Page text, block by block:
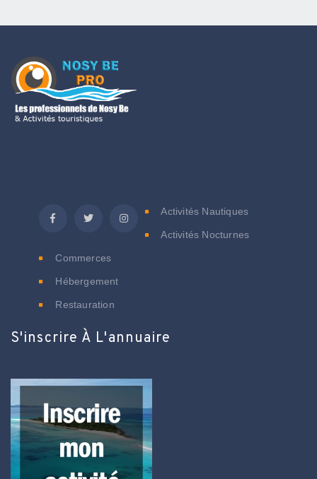
Activités Nautiques
Activités Nocturnes
Commerces
Hébergement
Restauration
S'inscrire À L'annuaire